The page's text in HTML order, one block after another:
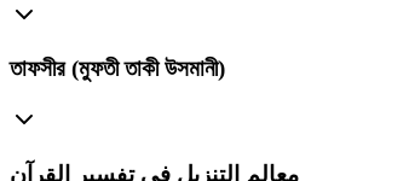
তাফসীর (মুফতী তাকী উসমানী)
معالم التنزيل في تفسير القرآن